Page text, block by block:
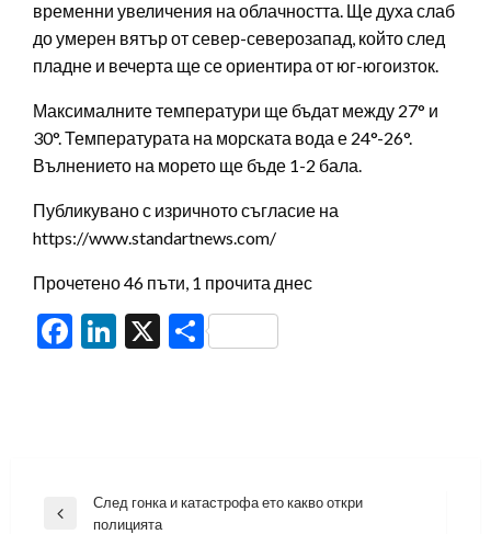
временни увеличения на облачността. Ще духа слаб
до умерен вятър от север-северозапад, който след
пладне и вечерта ще се ориентира от юг-югоизток.
Максималните температури ще бъдат между 27° и
30°. Температурата на морската вода е 24°-26°.
Вълнението на морето ще бъде 1-2 бала.
Публикувано с изричното съгласие на
https://www.standartnews.com/
Прочетено 46 пъти, 1 прочита днес
Facebook
LinkedIn
X Share
Навигация
Previous
След гонка и катастрофа ето какво откри
полицията